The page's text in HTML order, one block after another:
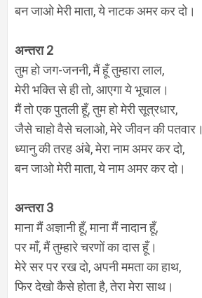
बन जाओ मेरी माता, ये नाटक अमर कर दो।
अन्तरा 2
तुम हो जग-जननी, मैं हूँ तुम्हारा लाल,
मेरी भक्ति से ही तो, आएगा ये भूचाल।
मैं तो एक पुतली हूँ, तुम हो मेरी सूत्रधार,
जैसे चाहो वैसे चलाओ, मेरे जीवन की पतवार।
ध्यानु की तरह अंबे, मेरा नाम अमर कर दो,
बन जाओ मेरी माता, ये नाम अमर कर दो।
अन्तरा 3
माना मैं अज्ञानी हूँ, माना मैं नादान हूँ,
पर माँ, मैं तुम्हारे चरणों का दास हूँ।
मेरे सर पर रख दो,अपनी ममता का हाथ,
फिर देखो कैसे होता है,तेरा मेरा साथ।